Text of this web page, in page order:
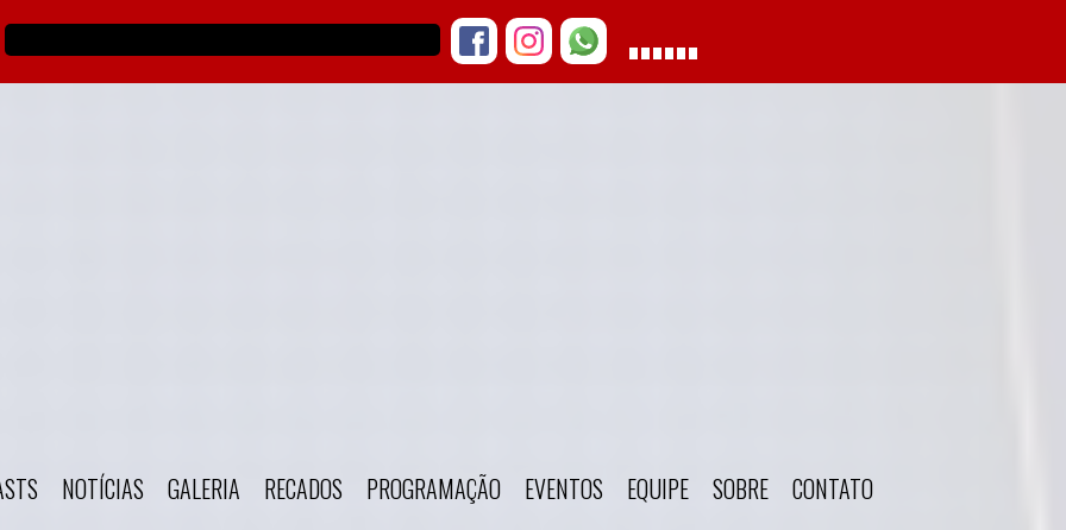
NOTÍCIAS GALERIA RECADOS PROGRAMAÇÃO EVENTOS EQUIPE SOBRE CONTATO